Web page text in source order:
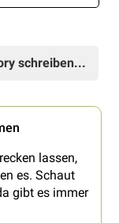
schreiben...
lassen,
es. Schaut
gibt es immer